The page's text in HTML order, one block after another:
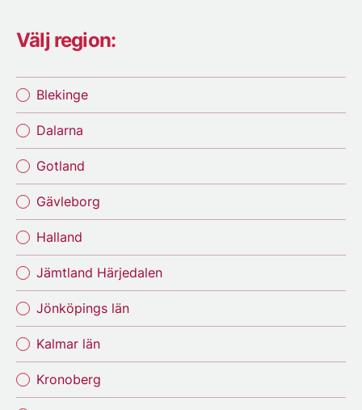
Välj region:
Blekinge
Dalarna
Gotland
Gävleborg
Halland
Jämtland Härjedalen
Jönköpings län
Kalmar län
Kronoberg